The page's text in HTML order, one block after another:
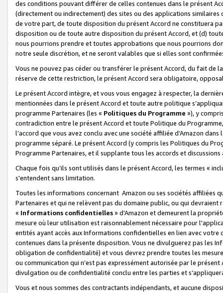
des conditions pouvant différer de celles contenues dans le présent
(directement ou indirectement) des sites ou des applications
de votre part, de toute disposition du présent Accord ne constituera
disposition ou de toute autre disposition du présent Accord, et (d)
nous pourrions prendre et toutes approbations que nous pourrions
notre seule discrétion, et ne seront valables que si elles sont
Vous ne pouvez pas céder ou transférer le présent Accord, du fait de
réserve de cette restriction, le présent Accord sera obligatoire,
Le présent Accord intègre, et vous vous engagez à respecter, la
mentionnées dans le présent Accord et toute autre politique
programme Partenaires (les « Politiques du Programme »), y
contradiction entre le présent Accord et toute Politique du
l’accord que vous avez conclu avec une société affiliée d’Amazon
programme séparé. Le présent Accord (y compris les Politiques du
Programme Partenaires, et il supplante tous les accords et discussions
Chaque fois qu’ils sont utilisés dans le présent Accord, les termes «
s'entendent sans limitation.
Toutes les informations concernant Amazon ou ses sociétés affiliées
Partenaires et qui ne relèvent pas du domaine public, ou qui
« Informations confidentielles» d’Amazon et demeurent la
mesure où leur utilisation est raisonnablement nécessaire pour
entités ayant accès aux Informations confidentielles en lien avec
contenues dans la présente disposition. Vous ne divulguerez pas les
obligation de confidentialité) et vous devrez prendre toutes les
ou communication qui n’est pas expressément autorisée par le
divulgation ou de confidentialité conclu entre les parties et
Vous et nous sommes des contractants indépendants, et aucune